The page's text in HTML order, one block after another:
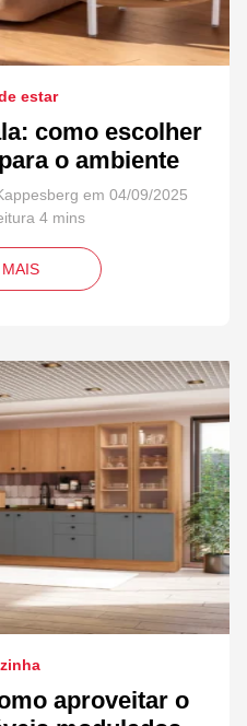
estar
como escolher
o ambiente
em 04/09/2025
aproveitar o